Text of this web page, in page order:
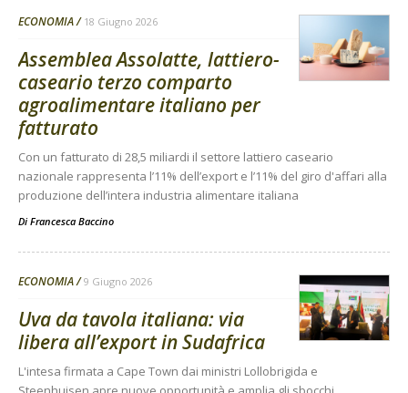
ECONOMIA 18 Giugno 2026
Assemblea Assolatte, lattiero-
caseario terzo comparto
agroalimentare italiano per
fatturato
Con un fatturato di 28,5 miliardi il settore lattiero caseario
nazionale rappresenta l’11% dell’export e l’11% del giro d'affari alla
produzione dell’intera industria alimentare italiana
Di Francesca Baccino
ECONOMIA 9 Giugno 2026
Uva da tavola italiana: via
libera all’export in Sudafrica
L'intesa firmata a Cape Town dai ministri Lollobrigida e